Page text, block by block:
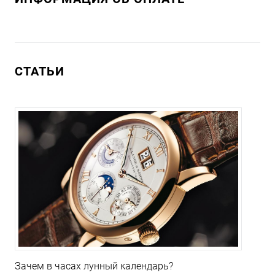
СТАТЬИ
Зачем в часах лунный календарь?